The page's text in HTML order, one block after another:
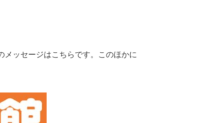
ッセージはこちらです。このほかに